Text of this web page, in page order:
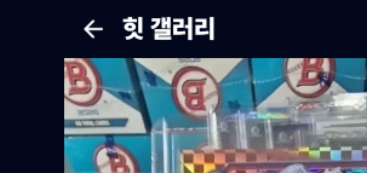
힛 갤러리